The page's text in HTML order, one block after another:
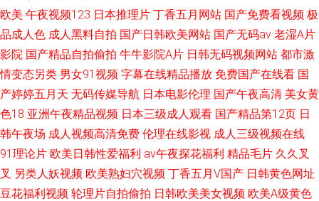
欧美 午夜视频123 日本推理片 丁香五月网站 国产免费看视频 极
品成人色 成人黑料自拍 国产日韩欧美网站 国产无码av 老湿A片
影院 国产精品自拍偷拍 牛牛影院A片 日韩无码视频网站 都市激
情变态另类 男女91视频 字幕在线精品播放 免费国产在线看 国
产婷婷五月天 无码传媒导航 日本电影伦理 国产午夜高清 美女黄
色18 亚洲午夜精品视频 日本三级成人观看 国产精品第12页 日
韩午夜场 成人视频高清免费 伦理在线影视 成人三级视频在线
91理论片 欧美日韩性爱福利 av午夜探花福利 精品毛片 久久叉
叉 另类人妖视频 欧美熟妇穴视频 丁香五月V国产 日韩黄色网址
豆花福利视频 轮理片自拍偷拍 日韩欧美美女视频 欧美A级黄色